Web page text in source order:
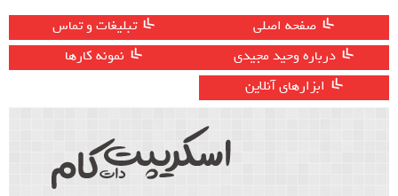
صفحه اصلی
تبلیغات و تماس
درباره وحید مجیدی
نمونه کارها
ابزارهای آنلاین